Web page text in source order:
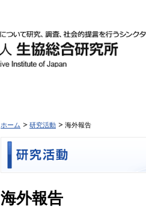
ホーム 研究活動 海外報告
海外報告